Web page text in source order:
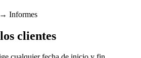
→ Informes
clientes